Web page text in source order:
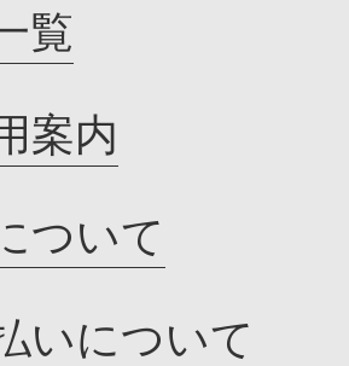
覧
案内
ついて
いについて